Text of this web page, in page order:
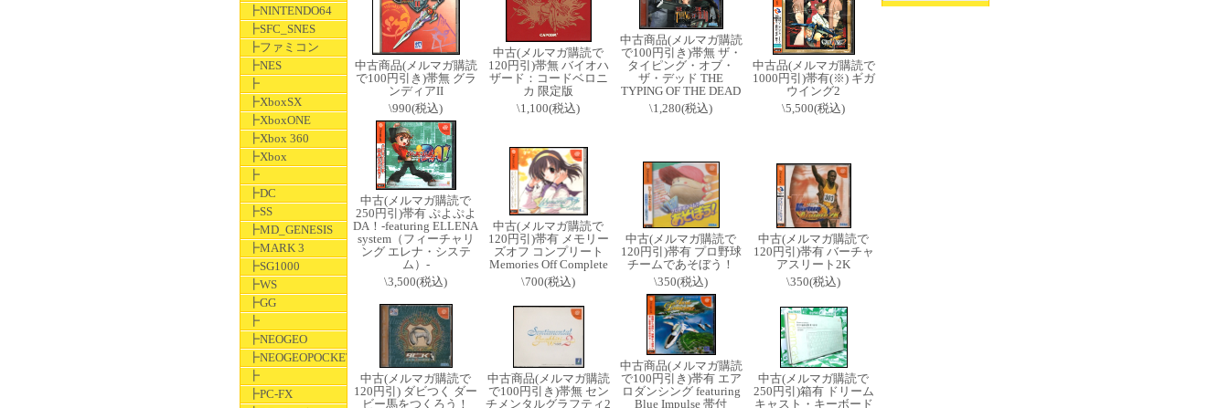
┣NINTENDO64
┣SFC_SNES
┣ファミコン
┣NES
┣
┣XboxSX
┣XboxONE
┣Xbox 360
┣Xbox
┣
┣DC
┣SS
┣MD_GENESIS
┣MARK 3
┣SG1000
┣WS
┣GG
┣
┣NEOGEO
┣NEOGEOPOCKET
┣
┣PC-FX
中古商品(メルマガ購読
で100円引き)帯無 グラ
ンディアII
\990(税込)
中古(メルマガ購読で
120円引)帯無 バイオハ
ザード：コードベロニ
カ 限定版
\1,100(税込)
中古商品(メルマガ購読
で100円引き)帯無 ザ・
タイピング・オブ・
ザ・デッド THE
TYPING OF THE DEAD
\1,280(税込)
中古品(メルマガ購読で
1000円引)帯有(※) ギガ
ウイング2
\5,500(税込)
中古(メルマガ購読で
250円引)帯有 ぷよぷよ
DA！-featuring ELLENA
system（フィーチャリ
ング エレナ・システ
ム）-
\3,500(税込)
中古(メルマガ購読で
120円引)帯有 メモリー
ズオフ コンプリート
Memories Off Complete
\700(税込)
中古(メルマガ購読で
120円引)帯有 プロ野球
チームであそぼう！
\350(税込)
中古(メルマガ購読で
120円引)帯有 バーチャ
アスリート2K
\350(税込)
中古(メルマガ購読で
120円引) ダビつく ダー
ビー馬をつくろう！
中古商品(メルマガ購読
で100円引き)帯無 セン
チメンタルグラフティ2
中古商品(メルマガ購読
で100円引き)帯有 エア
ロダンシング featuring
Blue Impulse 帯付
中古(メルマガ購読で
250円引)箱有 ドリーム
キャスト・キーボード